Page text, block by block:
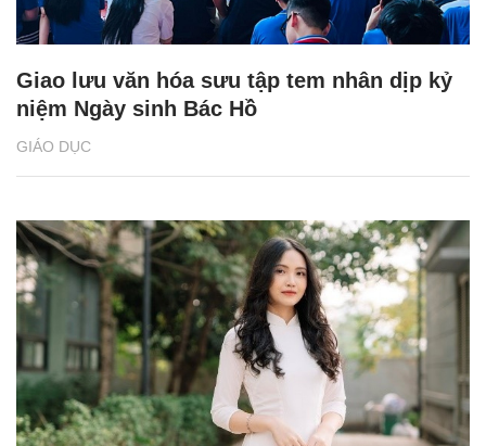
GIÁO DỤC
Giao lưu văn hóa sưu tập tem nhân dịp kỷ
niệm Ngày sinh Bác Hồ